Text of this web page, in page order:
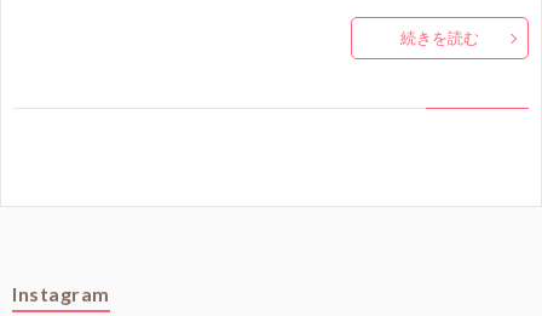
続きを読む
Instagram